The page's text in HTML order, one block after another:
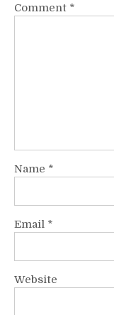
Comment *
Name *
Email *
Website